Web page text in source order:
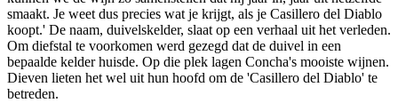
smaakt. Je weet dus precies wat je krijgt, als je Casillero del Diablo
koopt.' De naam, duivelskelder, slaat op een verhaal uit het verleden.
Om diefstal te voorkomen werd gezegd dat de duivel in een
bepaalde kelder huisde. Op die plek lagen Concha's mooiste wijnen.
Dieven lieten het wel uit hun hoofd om de 'Casillero del Diablo' te
betreden.